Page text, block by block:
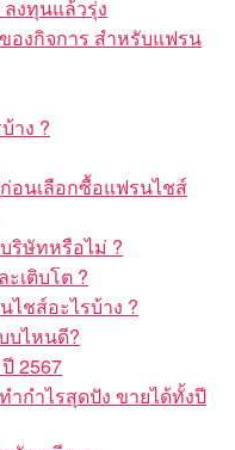
งทุนแล้วรุ่ง
องกิจการ สำหรับแฟรน
าง ?
ก่อนเลือกซื้อแฟรนไชส์
ริษัทหรือไม่ ?
เติบโต ?
ชส์อะไรบ้าง ?
บไหนดี?
2567
กำไรสุดปัง ขายได้ทั้งปี